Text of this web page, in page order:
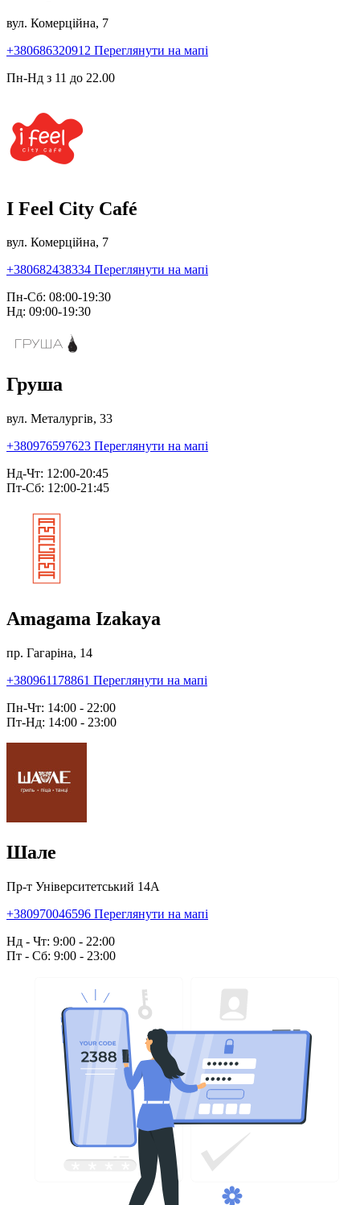
вул. Комерційна, 7
+380686320912 Переглянути на мапі
Пн-Нд з 11 до 22.00
I Feel City Café
вул. Комерційна, 7
+380682438334 Переглянути на мапі
Пн-Сб: 08:00-19:30
Нд: 09:00-19:30
Груша
вул. Металургів, 33
+380976597623 Переглянути на мапі
Нд-Чт: 12:00-20:45
Пт-Сб: 12:00-21:45
Amagama Izakaya
пр. Гагаріна, 14
+380961178861 Переглянути на мапі
Пн-Чт: 14:00 - 22:00
Пт-Нд: 14:00 - 23:00
Шале
Пр-т Університетський 14А
+380970046596 Переглянути на мапі
Нд - Чт: 9:00 - 22:00
Пт - Сб: 9:00 - 23:00